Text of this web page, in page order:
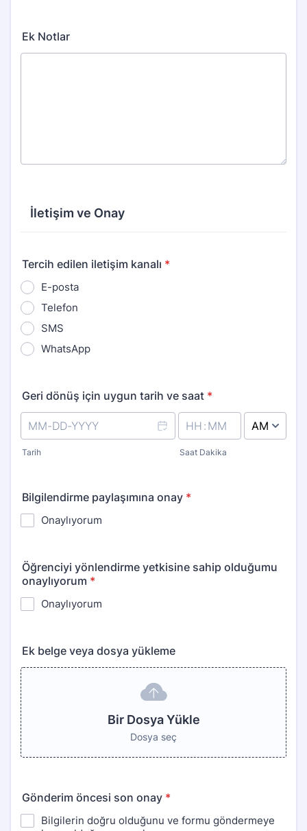
Ek Notlar
İletişim ve Onay
Tercih edilen iletişim kanalı *
E-posta
Telefon
SMS
WhatsApp
Geri dönüş için uygun tarih ve saat *
Tarih Saat Dakika
Bilgilendirme paylaşımına onay *
Onaylıyorum
Öğrenciyi yönlendirme yetkisine sahip olduğumu
onaylıyorum *
Onaylıyorum
Ek belge veya dosya yükleme
Bir Dosya Yükle
Dosya seç
Gönderim öncesi son onay *
Bilgilerin doğru olduğunu ve formu göndermeye